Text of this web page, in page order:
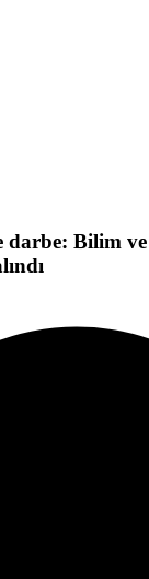
darbe: Bilim